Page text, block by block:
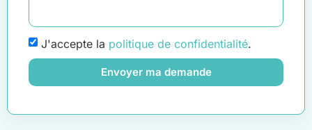
J'accepte la politique de confidentialité.
Envoyer ma demande